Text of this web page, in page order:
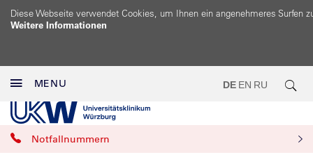
Diese Webseite verwendet Cookies, um Ihnen ein angenehmeres Surfen
Weitere Informationen
MENU DE EN RU
Notfallnummern